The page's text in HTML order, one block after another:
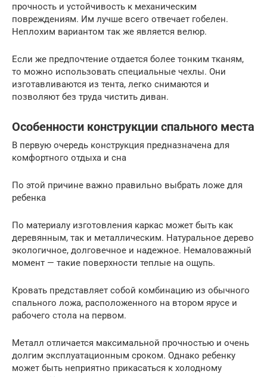
прочность и устойчивость к механическим
повреждениям. Им лучше всего отвечает гобелен.
Неплохим вариантом так же является велюр.
Если же предпочтение отдается более тонким тканям,
то можно использовать специальные чехлы. Они
изготавливаются из тента, легко снимаются и
позволяют без труда чистить диван.
Особенности конструкции спального места
В первую очередь конструкция предназначена для
комфортного отдыха и сна
По этой причине важно правильно выбрать ложе для
ребенка
По материалу изготовления каркас может быть как
деревянным, так и металлическим. Натуральное дерево
экологичное, долговечное и надежное. Немаловажный
момент — такие поверхности теплые на ощупь.
Кровать представляет собой комбинацию из обычного
спального ложа, расположенного на втором ярусе и
рабочего стола на первом.
Металл отличается максимальной прочностью и очень
долгим эксплуатационным сроком. Однако ребенку
может быть неприятно прикасаться к холодному